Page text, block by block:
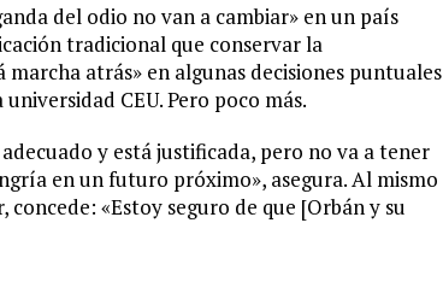
del odio no van a cambiar» en un país
tradicional que conservar la
atrás» en algunas decisiones puntuales
CEU. Pero poco más.
y está justificada, pero no va a tener
en un futuro próximo», asegura. Al mismo
«Estoy seguro de que [Orbán y su